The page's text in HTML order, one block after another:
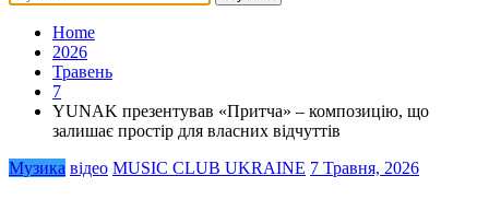
Home
2026
Травень
7
YUNAK презентував «Притча» – композицію, що
залишає простір для власних відчуттів
Музика відео MUSIC CLUB UKRAINE 7 Травня, 2026